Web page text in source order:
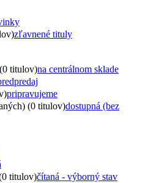
zľavnené tituly
titulov)na centrálnom sklade
pripravujeme
(0 titulov)dostupná (bez
titulov)čítaná - výborný stav